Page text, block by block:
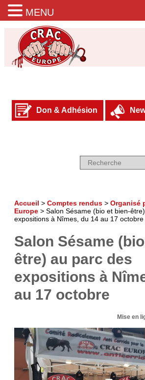
Don & Adhésion
Accueil > Comptes rendus> Organisé
Europe> Salon Sésame (bio et bien-
expositions à Nîmes, du 14 au 17 octobre
Salon Sésame
être) au parc des
expositions à
au 17 octobre
Mise en
MENU